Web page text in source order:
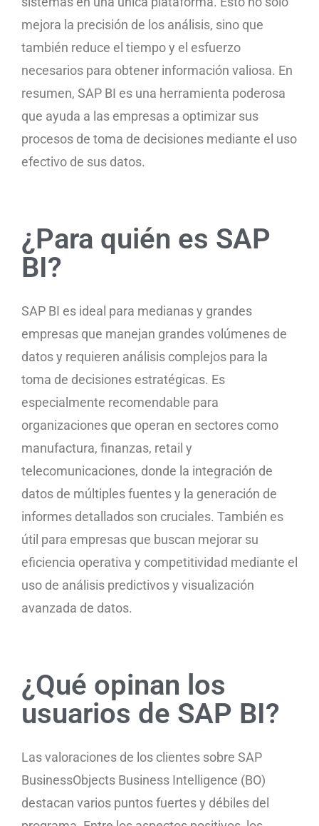
mejora la precisión de los análisis, sino que
también reduce el tiempo y el esfuerzo
necesarios para obtener información valiosa. En
resumen, SAP BI es una herramienta poderosa
que ayuda a las empresas a optimizar sus
procesos de toma de decisiones mediante el uso
efectivo de sus datos.
¿Para quién es SAP
BI?
SAP BI es ideal para medianas y grandes
empresas que manejan grandes volúmenes de
datos y requieren análisis complejos para la
toma de decisiones estratégicas. Es
especialmente recomendable para
organizaciones que operan en sectores como
manufactura, finanzas, retail y
telecomunicaciones, donde la integración de
datos de múltiples fuentes y la generación de
informes detallados son cruciales. También es
útil para empresas que buscan mejorar su
eficiencia operativa y competitividad mediante el
uso de análisis predictivos y visualización
avanzada de datos.
¿Qué opinan los
usuarios de SAP BI?
Las valoraciones de los clientes sobre SAP
BusinessObjects Business Intelligence (BO)
destacan varios puntos fuertes y débiles del